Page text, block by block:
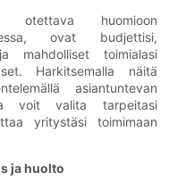
huomioon
ovat budjettisi,
mahdolliset toimialasi
Harkitsemalla näitä
asiantuntevan
voit valita tarpeitasi
yritystäsi toimimaan
ja huolto